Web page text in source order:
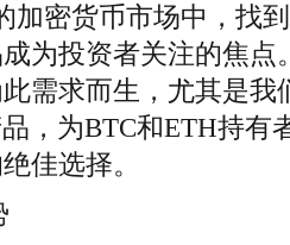
加密货币市场中，找
为投资者关注的焦点
需求而生，尤其是我
，为BTC和ETH持有
佳选择。